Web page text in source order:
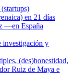
en 21 días
—en España
investigación y
(des)honestidad,
Ruiz de Maya e